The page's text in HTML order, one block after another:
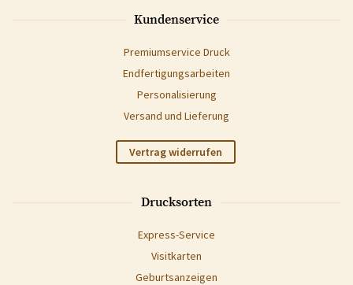
Kundenservice
Premiumservice Druck
Endfertigungsarbeiten
Personalisierung
Versand und Lieferung
Vertrag widerrufen
Drucksorten
Express-Service
Visitkarten
Geburtsanzeigen